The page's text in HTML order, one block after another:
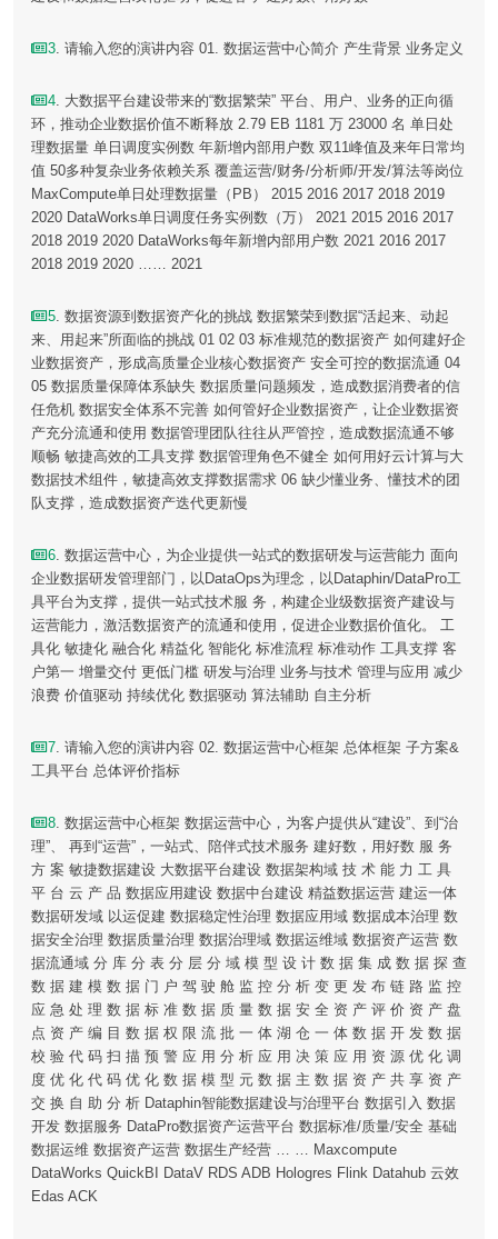
3. 请输入您的演讲内容 01. 数据运营中心简介 产生背景 业务定义
4. 大数据平台建设带来的“数据繁荣” 平台、用户、业务的正向循
环，推动企业数据价值不断释放 2.79 EB 1181 万 23000 名 单日处
理数据量 单日调度实例数 年新增内部用户数 双11峰值及来年日常均
值 50多种复杂业务依赖关系 覆盖运营/财务/分析师/开发/算法等岗位
MaxCompute单日处理数据量（PB） 2015 2016 2017 2018 2019
2020 DataWorks单日调度任务实例数（万） 2021 2015 2016 2017
2018 2019 2020 DataWorks每年新增内部用户数 2021 2016 2017
2018 2019 2020 …… 2021
5. 数据资源到数据资产化的挑战 数据繁荣到数据“活起来、动起
来、用起来”所面临的挑战 01 02 03 标准规范的数据资产 如何建好企
业数据资产，形成高质量企业核心数据资产 安全可控的数据流通 04
05 数据质量保障体系缺失 数据质量问题频发，造成数据消费者的信
任危机 数据安全体系不完善 如何管好企业数据资产，让企业数据资
产充分流通和使用 数据管理团队往往从严管控，造成数据流通不够
顺畅 敏捷高效的工具支撑 数据管理角色不健全 如何用好云计算与大
数据技术组件，敏捷高效支撑数据需求 06 缺少懂业务、懂技术的团
队支撑，造成数据资产迭代更新慢
6. 数据运营中心，为企业提供一站式的数据研发与运营能力 面向
企业数据研发管理部门，以DataOps为理念，以Dataphin/DataPro工
具平台为支撑，提供一站式技术服 务，构建企业级数据资产建设与
运营能力，激活数据资产的流通和使用，促进企业数据价值化。 工
具化 敏捷化 融合化 精益化 智能化 标准流程 标准动作 工具支撑 客
户第一 增量交付 更低门槛 研发与治理 业务与技术 管理与应用 减少
浪费 价值驱动 持续优化 数据驱动 算法辅助 自主分析
7. 请输入您的演讲内容 02. 数据运营中心框架 总体框架 子方案&
工具平台 总体评价指标
8. 数据运营中心框架 数据运营中心，为客户提供从“建设”、到“治
理”、 再到“运营”，一站式、陪伴式技术服务 建好数，用好数 服 务
方 案 敏捷数据建设 大数据平台建设 数据架构域 技 术 能 力 工 具
平 台 云 产 品 数据应用建设 数据中台建设 精益数据运营 建运一体
数据研发域 以运促建 数据稳定性治理 数据应用域 数据成本治理 数
据安全治理 数据质量治理 数据治理域 数据运维域 数据资产运营 数
据流通域 分 库 分 表 分 层 分 域 模 型 设 计 数 据 集 成 数 据 探 查
数 据 建 模 数 据 门 户 驾 驶 舱 监 控 分 析 变 更 发 布 链 路 监 控
应 急 处 理 数 据 标 准 数 据 质 量 数 据 安 全 资 产 评 价 资 产 盘
点 资 产 编 目 数 据 权 限 流 批 一 体 湖 仓 一 体 数 据 开 发 数 据
校 验 代 码 扫 描 预 警 应 用 分 析 应 用 决 策 应 用 资 源 优 化 调
度 优 化 代 码 优 化 数 据 模 型 元 数 据 主 数 据 资 产 共 享 资 产
交 换 自 助 分 析 Dataphin智能数据建设与治理平台 数据引入 数据
开发 数据服务 DataPro数据资产运营平台 数据标准/质量/安全 基础
数据运维 数据资产运营 数据生产经营 … … Maxcompute
DataWorks QuickBI DataV RDS ADB Hologres Flink Datahub 云效
Edas ACK